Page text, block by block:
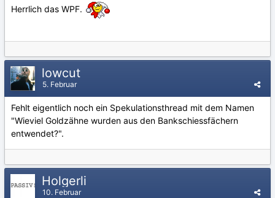
Herrlich das WPF.
lowcut
5. Februar
Fehlt eigentlich noch ein Spekulationsthread mit dem Namen
"Wieviel Goldzähne wurden aus den Bankschiessfächern
entwendet?".
Holgerli
10. Februar